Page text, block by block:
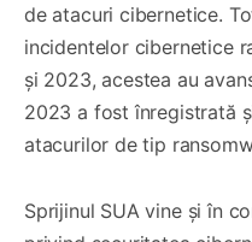
de atacuri cibernetice.
incidentelor cibernetice
și 2023, acestea au
2023 a fost înregistrată
atacurilor de tip
Sprijinul SUA vine și în